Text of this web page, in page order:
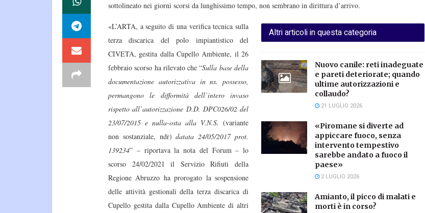
sottolineato nei giorni scorsi da lunghissimo tempo, non sembrano in dirittura d’arrivo.
Altri articoli in questa categoria
Nuovo canile: reti inadeguate
e pareti deteriorate; quando
ultime autorizzazioni e
collaudo?
21 LUGLIO 2026
«Piromane si diverte ad
appiccare fuoco, senza
intervento tempestivo
sarebbe andato a fuoco il
paese»
2 LUGLIO 2026
Amianto, il picco di malati e
morti è in corso?
«L’ARTA, a seguito di una verifica tecnica sulla
terza discarica del polo impiantistico del
CIVETA, gestita dalla Cupello Ambiente, il 26
febbraio scorso ha rilevato che “Sulla base della
documentazione autorizzativa in ns. possesso,
permangono le difformità dell’intero invaso
rispetto all’autorizzazione D.D. DPC026/02 del
23/07/2015 e nulla-osta alla V.N.S. (variante
non sostanziale, ndr)datata 24/05/2017 prot.
139234” – riportava la nota del Forum – lo
scorso 24/02/2021 il Servizio Rifiuti della
Regione Abruzzo ha prorogato la sospensione
delle attività gestionali della terza discarica di
Cupello gestita dalla Cupello Ambiente di altri